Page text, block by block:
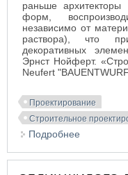
раньше архитекторы
форм,
независимо от
раствора), что
декоративных
Эрнст Нойферт.
Neufert
Проектирование
Строительное
Подробнее